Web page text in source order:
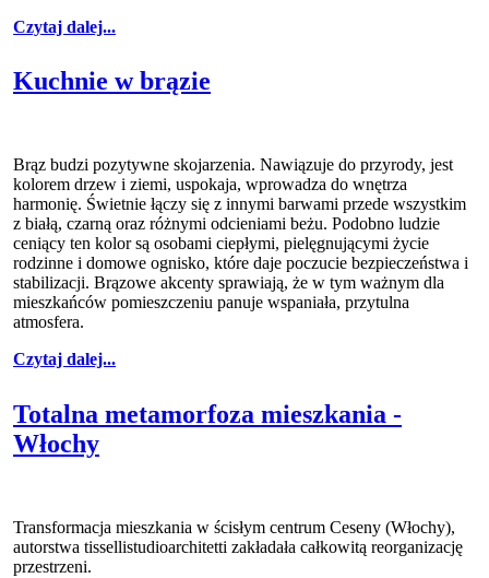
Czytaj dalej...
Kuchnie w brązie
Brąz budzi pozytywne skojarzenia. Nawiązuje do przyrody, jest
kolorem drzew i ziemi, uspokaja, wprowadza do wnętrza
harmonię. Świetnie łączy się z innymi barwami przede wszystkim
z białą, czarną oraz różnymi odcieniami beżu. Podobno ludzie
ceniący ten kolor są osobami ciepłymi, pielęgnującymi życie
rodzinne i domowe ognisko, które daje poczucie bezpieczeństwa i
stabilizacji. Brązowe akcenty sprawiają, że w tym ważnym dla
mieszkańców pomieszczeniu panuje wspaniała, przytulna
atmosfera.
Czytaj dalej...
Totalna metamorfoza mieszkania -
Włochy
Transformacja mieszkania w ścisłym centrum Ceseny (Włochy),
autorstwa tissellistudioarchitetti zakładała całkowitą reorganizację
przestrzeni.